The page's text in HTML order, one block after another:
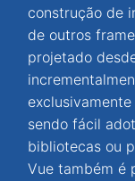
construção de
de outros
projetado
sendo fácil
bibliotecas ou
Vue também é